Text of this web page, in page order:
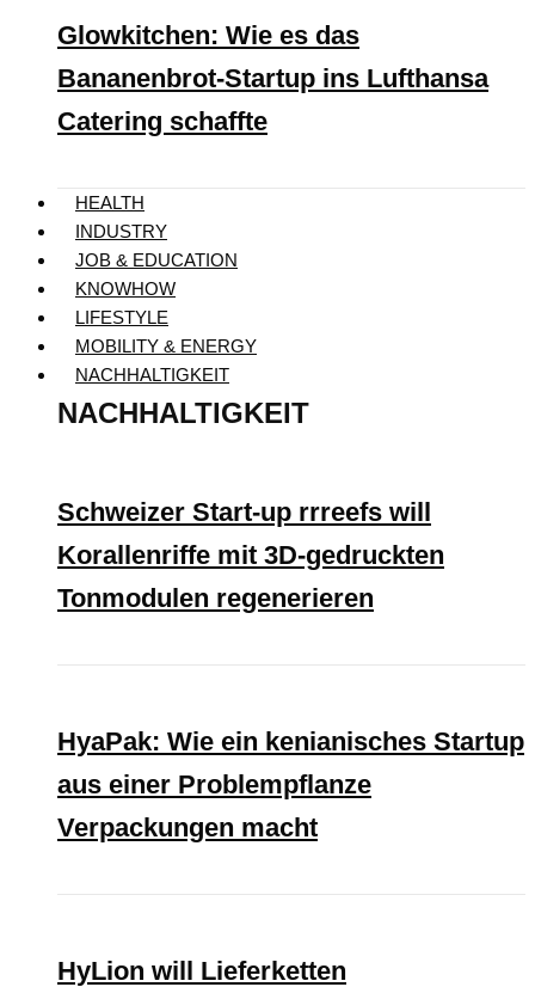
Glowkitchen: Wie es das
Bananenbrot-Startup ins Lufthansa
Catering schaffte
HEALTH
INDUSTRY
JOB & EDUCATION
KNOWHOW
LIFESTYLE
MOBILITY & ENERGY
NACHHALTIGKEIT
NACHHALTIGKEIT
Schweizer Start-up rrreefs will
Korallenriffe mit 3D-gedruckten
Tonmodulen regenerieren
HyaPak: Wie ein kenianisches Startup
aus einer Problempflanze
Verpackungen macht
HyLion will Lieferketten